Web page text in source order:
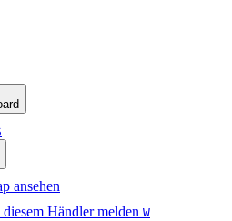
ansehen
Händler melden W